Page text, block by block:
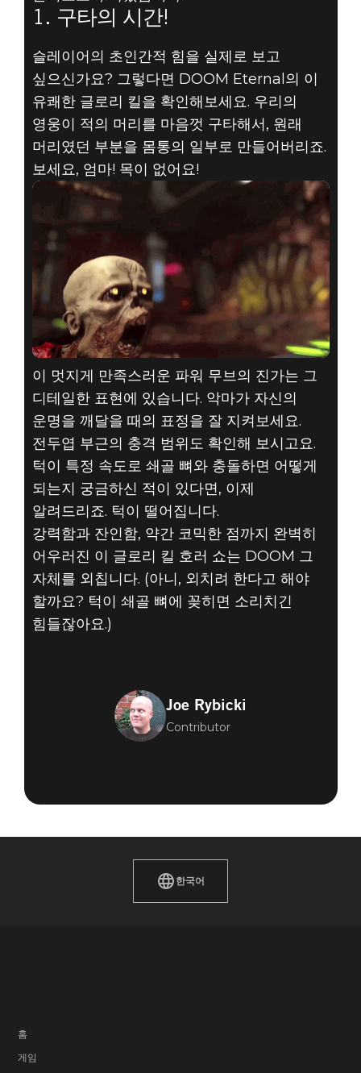
DOOM 글로리 킬
TOP 5 - #1:
구타의 시간
1. 구타의 시간!
슬레이어의 초인간적 힘을 실제로 보고
싶으신가요? 그렇다면 DOOM Eternal의 이
유쾌한 글로리 킬을 확인해보세요. 우리의
영웅이 적의 머리를 마음껏 구타해서, 원래
머리였던 부분을 몸통의 일부로 만들어버리죠.
보세요, 엄마! 목이 없어요!
이 멋지게 만족스러운 파워 무브의 진가는 그
디테일한 표현에 있습니다. 악마가 자신의
운명을 깨달을 때의 표정을 잘 지켜보세요.
전두엽 부근의 충격 범위도 확인해 보시고요.
턱이 특정 속도로 쇄골 뼈와 충돌하면 어떻게
되는지 궁금하신 적이 있다면, 이제
알려드리죠. 턱이 떨어집니다.
강력함과 잔인함, 약간 코믹한 점까지 완벽히
어우러진 이 글로리 킬 호러 쇼는 DOOM 그
자체를 외칩니다. (아니, 외치려 한다고 해야
할까요? 턱이 쇄골 뼈에 꽂히면 소리치긴
힘들잖아요.)
Joe Rybicki
Contributor
한국어
홈
게임